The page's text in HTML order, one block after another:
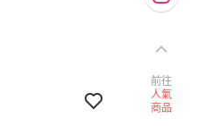
前往
人氣
商品